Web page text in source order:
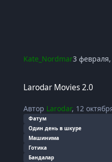
Kate_Nordmar3
Larodar Movies 2.0
Автор Larodar, 12
Фатум
Один день в шкуре
Машинима
Готика
Бандалар